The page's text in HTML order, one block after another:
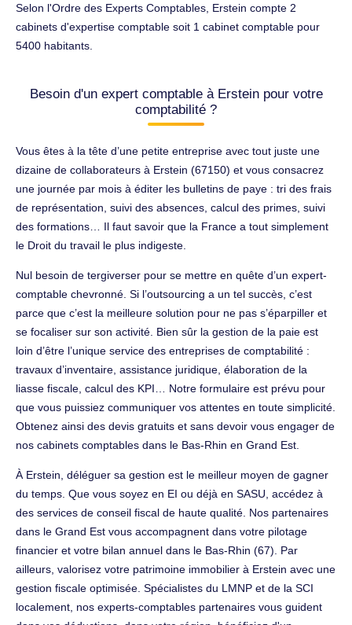
Selon l'Ordre des Experts Comptables, Erstein compte 2
cabinets d'expertise comptable soit 1 cabinet comptable pour
5400 habitants.
Besoin d'un expert comptable à Erstein pour votre
comptabilité ?
Vous êtes à la tête d’une petite entreprise avec tout juste une
dizaine de collaborateurs à Erstein (67150) et vous consacrez
une journée par mois à éditer les bulletins de paye : tri des frais
de représentation, suivi des absences, calcul des primes, suivi
des formations… Il faut savoir que la France a tout simplement
le Droit du travail le plus indigeste.
Nul besoin de tergiverser pour se mettre en quête d’un expert-
comptable chevronné. Si l’outsourcing a un tel succès, c’est
parce que c’est la meilleure solution pour ne pas s’éparpiller et
se focaliser sur son activité. Bien sûr la gestion de la paie est
loin d’être l’unique service des entreprises de comptabilité :
travaux d’inventaire, assistance juridique, élaboration de la
liasse fiscale, calcul des KPI… Notre formulaire est prévu pour
que vous puissiez communiquer vos attentes en toute simplicité.
Obtenez ainsi des devis gratuits et sans devoir vous engager de
nos cabinets comptables dans le Bas-Rhin en Grand Est.
À Erstein, déléguer sa gestion est le meilleur moyen de gagner
du temps. Que vous soyez en EI ou déjà en SASU, accédez à
des services de conseil fiscal de haute qualité. Nos partenaires
dans le Grand Est vous accompagnent dans votre pilotage
financier et votre bilan annuel dans le Bas-Rhin (67). Par
ailleurs, valorisez votre patrimoine immobilier à Erstein avec une
gestion fiscale optimisée. Spécialistes du LMNP et de la SCI
localement, nos experts-comptables partenaires vous guident